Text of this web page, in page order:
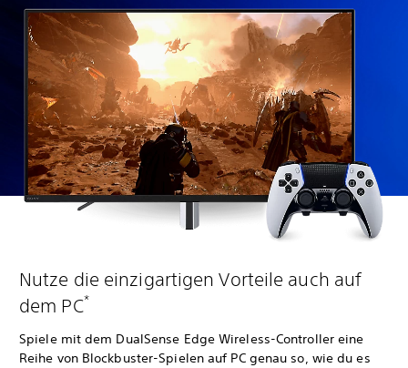
Nutze die einzigartigen Vorteile auch auf
dem PC*
Spiele mit dem DualSense Edge Wireless-Controller eine
Reihe von Blockbuster-Spielen auf PC genau so, wie du es